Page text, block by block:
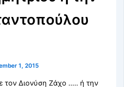
1, 2015
τον Διονύση Ζάχο ….. ή την